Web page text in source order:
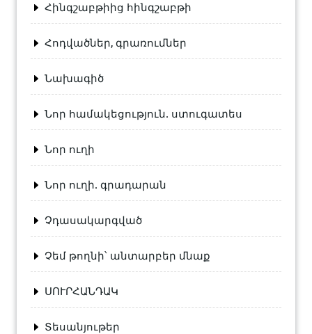
Հինգշաբթիից հինգշաբթի
Հոդվածներ, գրառումներ
Նախագիծ
Նոր համակեցություն. ստուգատես
Նոր ուղի
Նոր ուղի. գրադարան
Չդասակարգված
Չեմ թողնի՝ անտարբեր մնաք
ՍՈՒՐՀԱՆԴԱԿ
Տեսանյութեր